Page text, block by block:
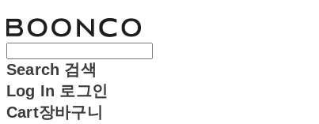
Search 검색
Log In 로그인
Cart장바구니